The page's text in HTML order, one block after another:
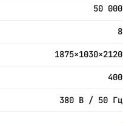
50 000
8
1875×1030×2120
400
380 В / 50 Гц